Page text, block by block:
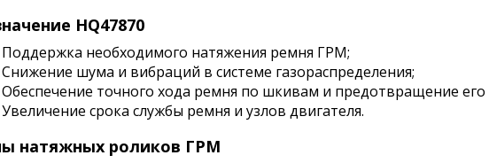
HQ47870
Поддержка необходимого натяжения ремня ГРМ;
Снижение шума и вибраций в системе газораспределения;
Обеспечение точного хода ремня по шкивам и предотвращение
Увеличение срока службы ремня и узлов двигателя.
натяжных роликов ГРМ